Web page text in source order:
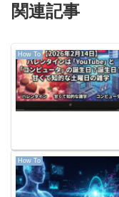
関連記事
How To
How To